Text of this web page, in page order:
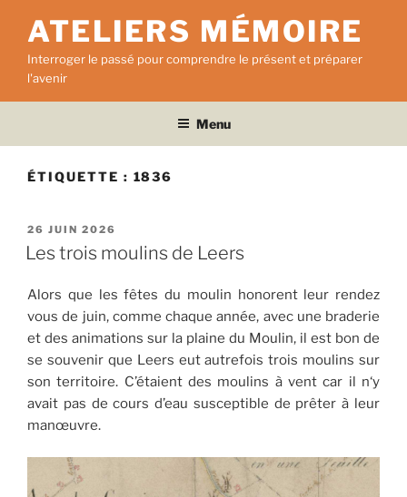
contenu
principal
ATELIERS MÉMOIRE
Interroger le passé pour comprendre le présent et préparer
l'avenir
Menu
ÉTIQUETTE : 1836
PUBLIÉ
LE
26 JUIN 2026
Les trois moulins de Leers
Alors que les fêtes du moulin honorent leur rendez
vous de juin, comme chaque année, avec une braderie
et des animations sur la plaine du Moulin, il est bon de
se souvenir que Leers eut autrefois trois moulins sur
son territoire. C’étaient des moulins à vent car il n‘y
avait pas de cours d’eau susceptible de prêter à leur
manœuvre.